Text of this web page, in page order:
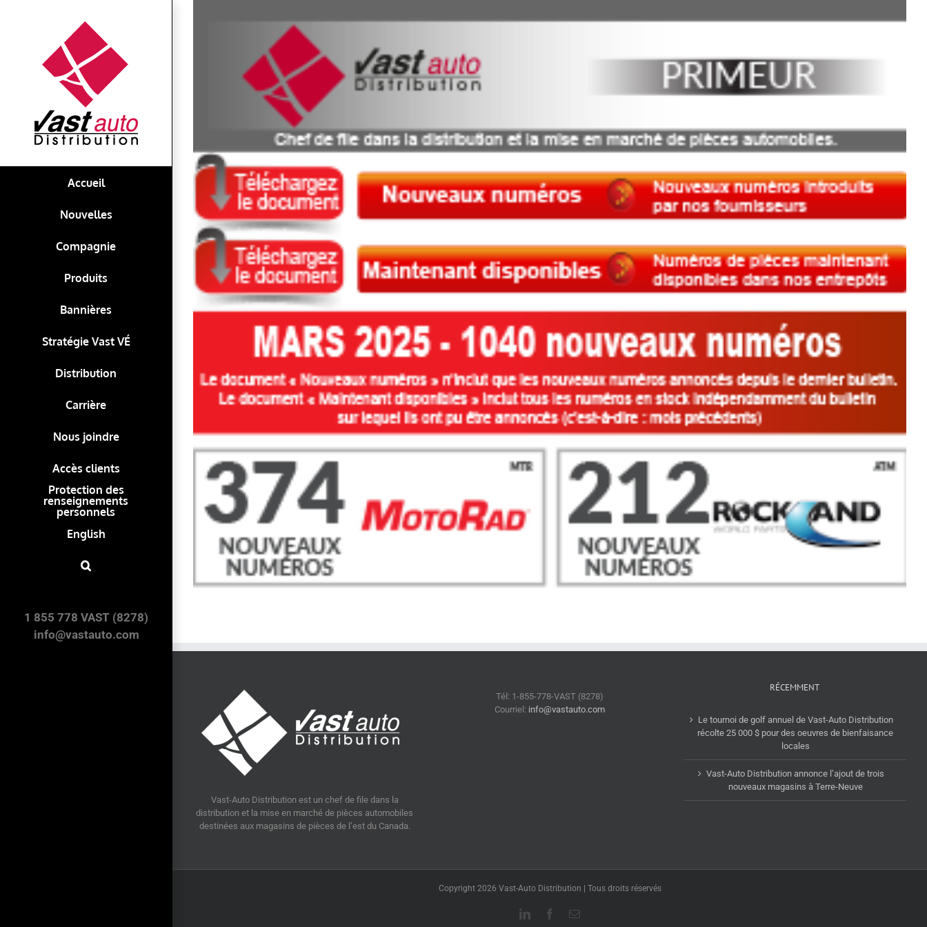
Accueil
Nouvelles
Compagnie
Produits
Bannières
Stratégie Vast VÉ
Distribution
Carrière
Nous joindre
Accès clients
Protection des
renseignements
personnels
English
1 855 778 VAST (8278)
info@vastauto.com
Vast-Auto Distribution est un chef de file dans la
distribution et la mise en marché de pièces automobiles
destinées aux magasins de pièces de l’est du Canada.
Tél: 1-855-778-VAST (8278)
Courriel: info@vastauto.com
RÉCEMMENT
Le tournoi de golf annuel de Vast-Auto Distribution
récolte 25 000 $ pour des oeuvres de bienfaisance
locales
Vast-Auto Distribution annonce l’ajout de trois
nouveaux magasins à Terre-Neuve
Copyright 2026 Vast-Auto Distribution | Tous droits réservés
LinkedInFacebookCourriel